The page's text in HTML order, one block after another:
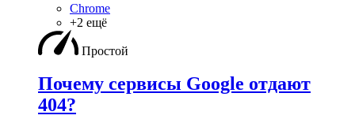
Chrome
+2 ещё
Простой
Почему сервисы Google отдают
404?